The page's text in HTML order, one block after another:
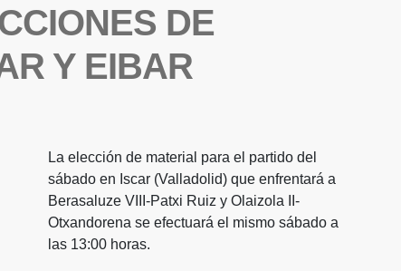
DE
Y EIBAR
La elección de material para el partido del
sábado en Iscar (Valladolid) que enfrentará a
Berasaluze VIII-Patxi Ruiz y Olaizola II-
Otxandorena se efectuará el mismo sábado a
las 13:00 horas.